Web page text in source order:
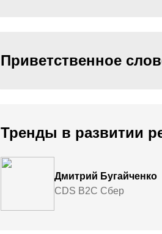
Приветственное
Тренды в развитии
Дмитрий Бугайченко
CDS B2C Сбер